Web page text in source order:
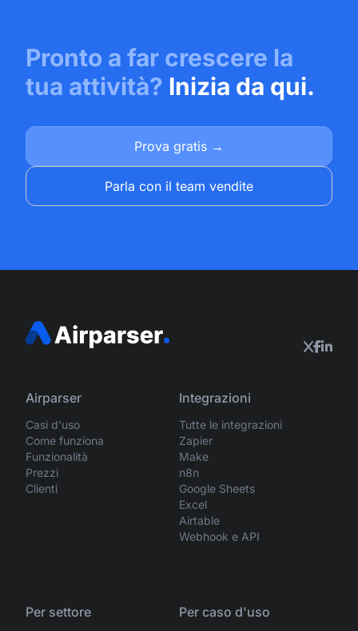
Pronto a far crescere la
tua attività? Inizia da qui.
Prova gratis →
Parla con il team vendite
Airparser
Casi d'uso
Come funziona
Funzionalità
Prezzi
Clienti
Integrazioni
Tutte le integrazioni
Zapier
Make
n8n
Google Sheets
Excel
Airtable
Webhook e API
Per settore Per caso d'uso